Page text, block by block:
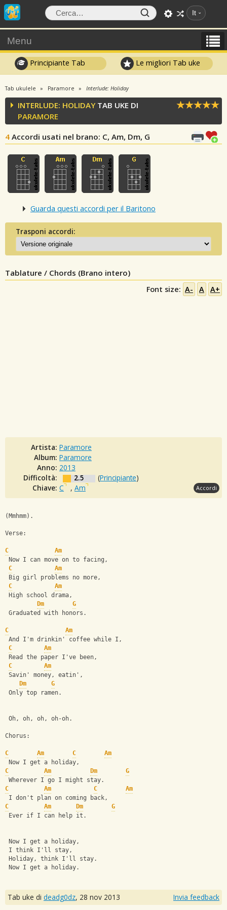
It
Menu
Principiante Tab Le migliori Tab uke
Tab ukulele Paramore Interlude: Holiday
INTERLUDE: HOLIDAYTAB UKE DI
PARAMORE
4 Accordi usati nel brano: C, Am, Dm, G
Guarda questi accordi per il Baritono
Trasponi accordi:
Tablature / Chords (Brano intero)
Font size: A- A A+
Artista: Paramore
Album: Paramore
Anno: 2013
Difficoltà:
2.5 (Principiante)
Chiave: C , Am Accordi
(Mmhmm).
Verse:
C
Am
Now I can move on to facing,
C
Am
Big girl problems no more,
C
Am
High school drama,
Dm
G
Graduated with honors.
C
Am
And I'm drinkin' coffee while I,
C
Am
Read the paper I've been,
C
Am
Savin' money, eatin',
Dm
G
Only top ramen.
Oh, oh, oh, oh-oh.
Chorus:
C Am C
Am
Now I get a holiday,
C
Am Dm
G
Wherever I go I might stay.
C
Am C
Am
I don't plan on coming back,
C
Am Dm
G
Ever if I can help it.
Now I get a holiday,
I think I'll stay,
Holiday, think I'll stay.
Now I get a holiday.
Tab uke di deadg0dz, 28 nov 2013 Invia feedback